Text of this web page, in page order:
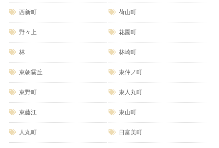
西新町 荷山町
野々上 花園町
林 林崎町
東朝霧丘 東仲ノ町
東野町 東人丸町
東藤江 東山町
人丸町 日富美町